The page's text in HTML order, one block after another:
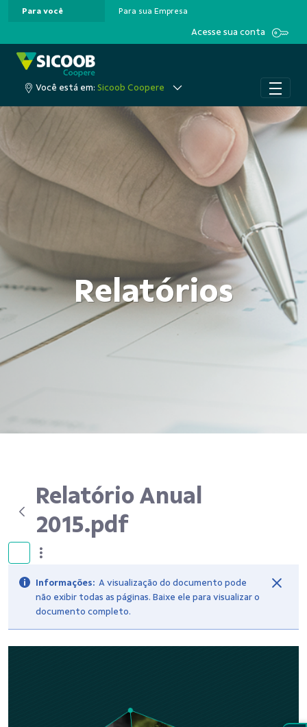
Pular para o Conteúdo principal
Para você Para sua Empresa
Acesse sua conta
Você está em: Sicoob Coopere
Relatórios
Relatório Anual
2015.pdf
Informações: A visualização do documento pode
não exibir todas as páginas. Baixe ele para visualizar o
documento completo.